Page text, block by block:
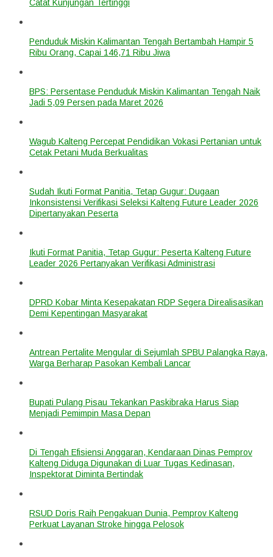
Catat Kunjungan Tertinggi
Penduduk Miskin Kalimantan Tengah Bertambah Hampir 5
Ribu Orang, Capai 146,71 Ribu Jiwa
BPS: Persentase Penduduk Miskin Kalimantan Tengah Naik
Jadi 5,09 Persen pada Maret 2026
Wagub Kalteng Percepat Pendidikan Vokasi Pertanian untuk
Cetak Petani Muda Berkualitas
Sudah Ikuti Format Panitia, Tetap Gugur: Dugaan
Inkonsistensi Verifikasi Seleksi Kalteng Future Leader 2026
Dipertanyakan Peserta
Ikuti Format Panitia, Tetap Gugur: Peserta Kalteng Future
Leader 2026 Pertanyakan Verifikasi Administrasi
DPRD Kobar Minta Kesepakatan RDP Segera Direalisasikan
Demi Kepentingan Masyarakat
Antrean Pertalite Mengular di Sejumlah SPBU Palangka Raya,
Warga Berharap Pasokan Kembali Lancar
Bupati Pulang Pisau Tekankan Paskibraka Harus Siap
Menjadi Pemimpin Masa Depan
Di Tengah Efisiensi Anggaran, Kendaraan Dinas Pemprov
Kalteng Diduga Digunakan di Luar Tugas Kedinasan,
Inspektorat Diminta Bertindak
RSUD Doris Raih Pengakuan Dunia, Pemprov Kalteng
Perkuat Layanan Stroke hingga Pelosok